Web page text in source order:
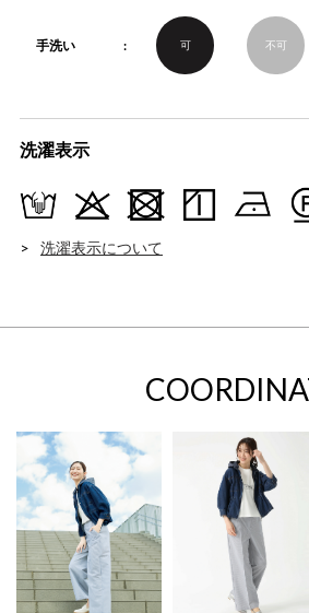
手洗い 可 不可
洗濯表示
洗濯表示について